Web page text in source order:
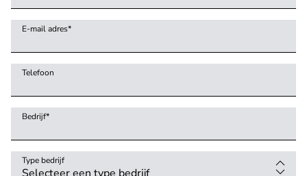
E-mail adres*
Telefoon
Bedrijf*
Type bedrijf